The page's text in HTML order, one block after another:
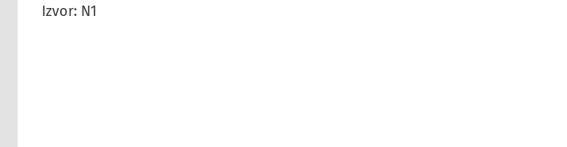
Izvor: N1